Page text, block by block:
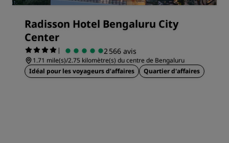
Radisson Hotel Bengaluru City
Center
| 2 566 avis
1.71 mile(s)/2.75 kilomètre(s) du centre de Bengaluru
Idéal pour les voyageurs d’affaires
Quartier d'affaires